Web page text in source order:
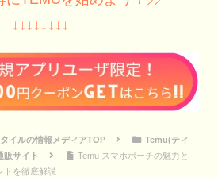
↓↓↓↓↓↓↓↓
イルの情報メディアTOP
Temu(ティ
販サイト
Temu スマホポーチの魅力と
トを徹底解説